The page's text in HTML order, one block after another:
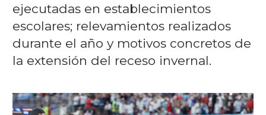
ejecutadas en establecimientos
escolares; relevamientos realizados
durante el año y motivos concretos de
la extensión del receso invernal.